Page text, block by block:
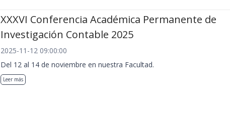
XXXVI Conferencia Académica Permanente de
Investigación Contable 2025
2025-11-12 09:00:00
Del 12 al 14 de noviembre en nuestra Facultad.
Leer más